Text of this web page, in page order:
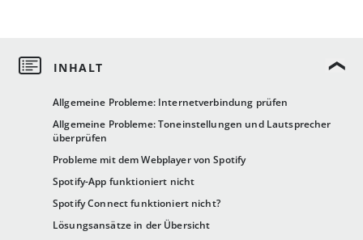
Allgemeine Probleme: Internetverbindung prüfen
Allgemeine Probleme: Toneinstellungen und Lautsprecher
überprüfen
Probleme mit dem Webplayer von Spotify
Spotify-App funktioniert nicht
Spotify Connect funktioniert nicht?
Lösungsansätze in der Übersicht